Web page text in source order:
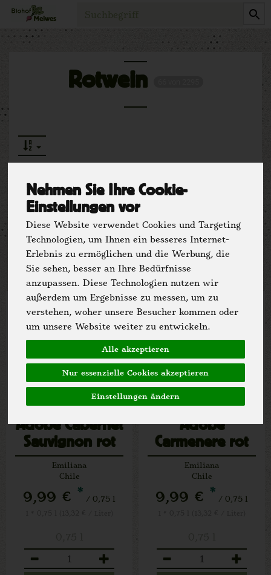
Nehmen Sie Ihre Cookie-
Einstellungen vor
Diese Website verwendet Cookies und Targeting
Technologien, um Ihnen ein besseres Internet-
Erlebnis zu ermöglichen und die Werbung, die
Sie sehen, besser an Ihre Bedürfnisse
anzupassen. Diese Technologien nutzen wir
außerdem um Ergebnisse zu messen, um zu
verstehen, woher unsere Besucher kommen oder
um unsere Website weiter zu entwickeln.
Alle akzeptieren
Nur essenzielle Cookies akzeptieren
Einstellungen ändern
Produkt
Rotwein
Hersteller Ernährung
Allergene
Adobe Cabernet
Sauvignon rot
(V)
Emiliana
Chile
9,99 € * / 0,75 l
Adobe
Carmenere rot
(V)
Emiliana
Chile
9,99 € * / 0,75 l